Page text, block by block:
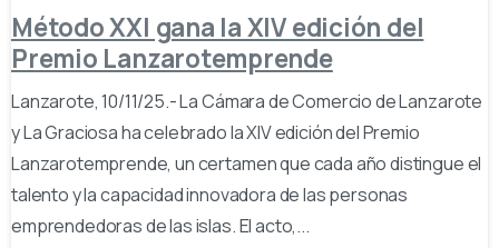
Método XXI gana la XIV edición del
Premio Lanzarotemprende
Lanzarote, 10/11/25.- La Cámara de Comercio de Lanzarote
y La Graciosa ha celebrado la XIV edición del Premio
Lanzarotemprende, un certamen que cada año distingue el
talento y la capacidad innovadora de las personas
emprendedoras de las islas. El acto,...